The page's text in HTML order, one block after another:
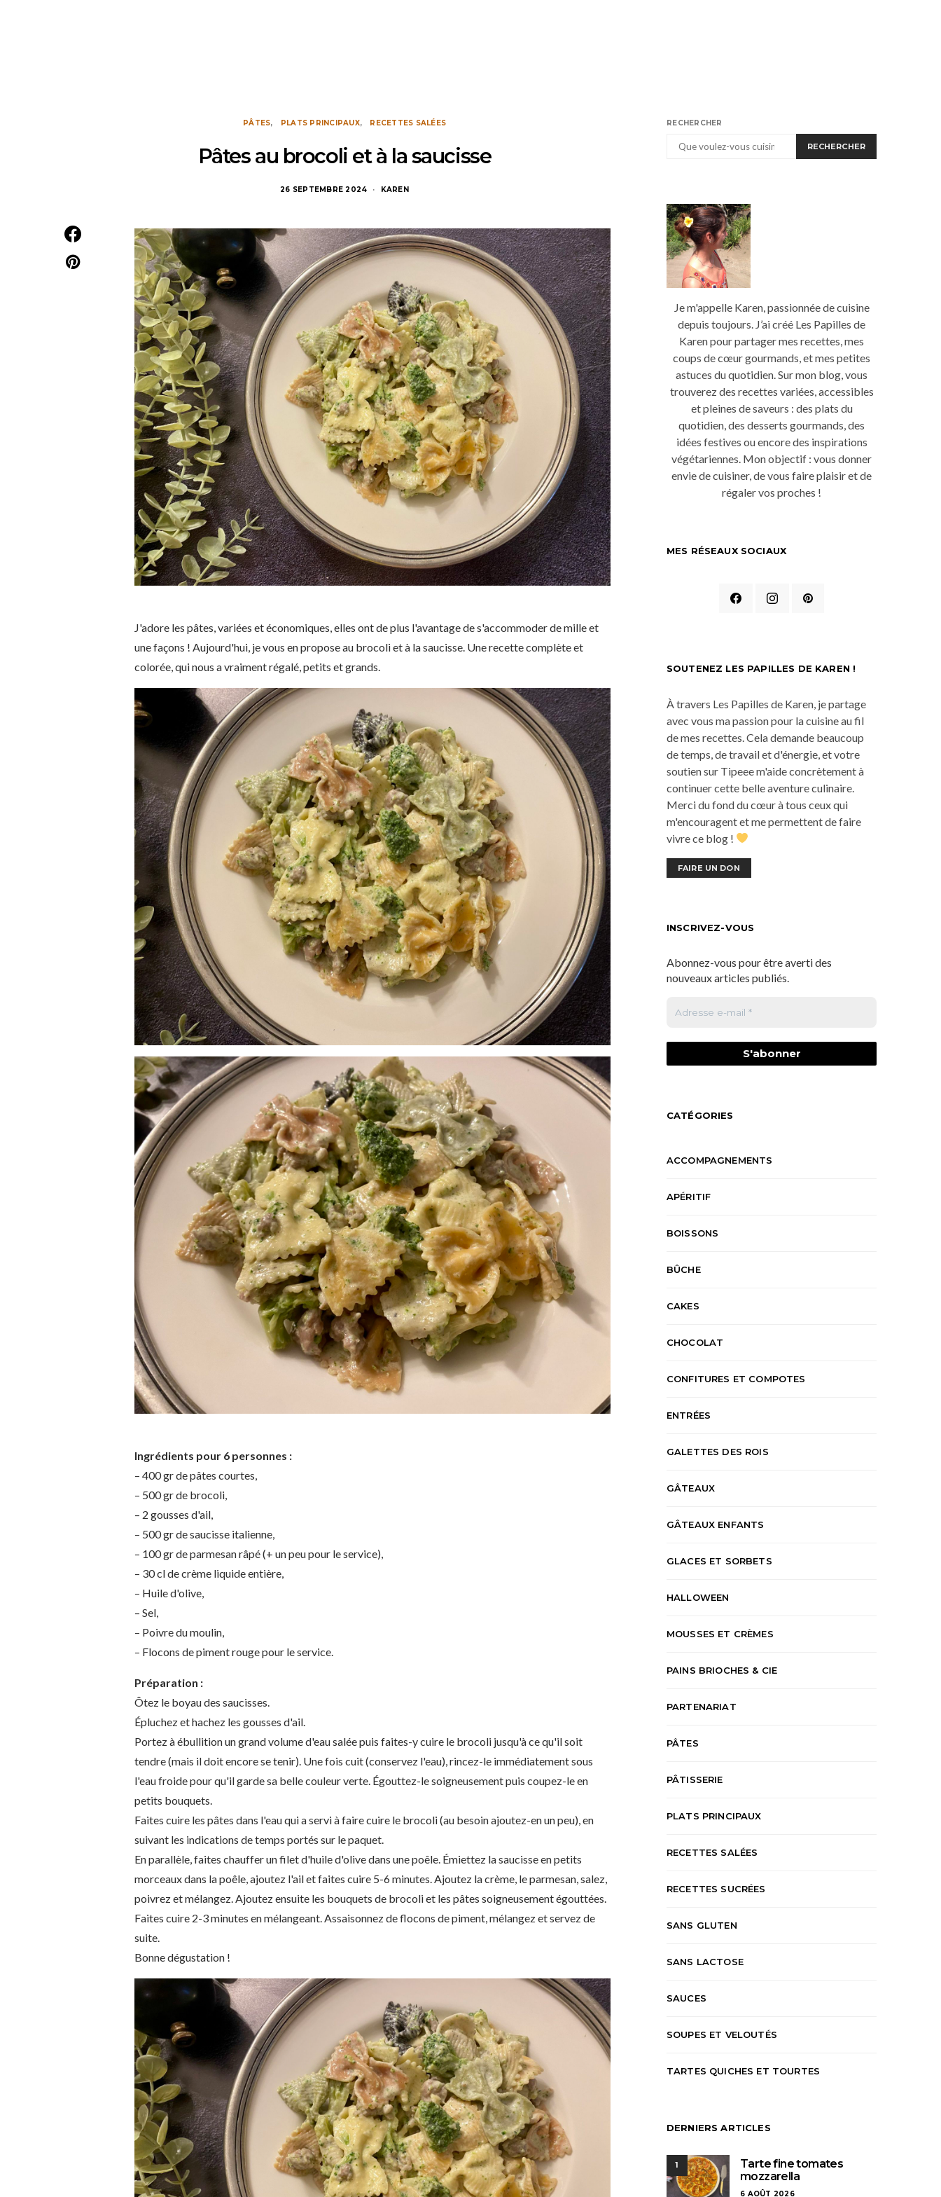
PÂTES PLATS PRINCIPAUX RECETTES SALÉES
Pâtes au brocoli et à la saucisse
26 SEPTEMBRE 2024 KAREN
J'adore les pâtes, variées et économiques, elles ont de plus l'avantage de s'accommoder de mille et
une façons ! Aujourd'hui, je vous en propose au brocoli et à la saucisse. Une recette complète et
colorée, qui nous a vraiment régalé, petits et grands.
Ingrédients pour 6 personnes :
– 400 gr de pâtes courtes,
– 500 gr de brocoli,
– 2 gousses d'ail,
– 500 gr de saucisse italienne,
– 100 gr de parmesan râpé (+ un peu pour le service),
– 30 cl de crème liquide entière,
– Huile d'olive,
– Sel,
– Poivre du moulin,
– Flocons de piment rouge pour le service.
Préparation :
Ôtez le boyau des saucisses.
Épluchez et hachez les gousses d'ail.
Portez à ébullition un grand volume d'eau salée puis faites-y cuire le brocoli jusqu'à ce qu'il soit
tendre (mais il doit encore se tenir). Une fois cuit (conservez l'eau), rincez-le immédiatement sous
l'eau froide pour qu'il garde sa belle couleur verte. Égouttez-le soigneusement puis coupez-le en
petits bouquets.
Faites cuire les pâtes dans l'eau qui a servi à faire cuire le brocoli (au besoin ajoutez-en un peu), en
suivant les indications de temps portés sur le paquet.
En parallèle, faites chauffer un filet d'huile d'olive dans une poêle. Émiettez la saucisse en petits
morceaux dans la poêle, ajoutez l'ail et faites cuire 5-6 minutes. Ajoutez la crème, le parmesan, salez,
poivrez et mélangez. Ajoutez ensuite les bouquets de brocoli et les pâtes soigneusement égouttées.
Faites cuire 2-3 minutes en mélangeant. Assaisonnez de flocons de piment, mélangez et servez de
suite.
Bonne dégustation !
RECHERCHER
RECHERCHER
Je m'appelle Karen, passionnée de cuisine
depuis toujours. J’ai créé Les Papilles de
Karen pour partager mes recettes, mes
coups de cœur gourmands, et mes petites
astuces du quotidien. Sur mon blog, vous
trouverez des recettes variées, accessibles
et pleines de saveurs : des plats du
quotidien, des desserts gourmands, des
idées festives ou encore des inspirations
végétariennes. Mon objectif : vous donner
envie de cuisiner, de vous faire plaisir et de
régaler vos proches !
MES RÉSEAUX SOCIAUX
SOUTENEZ LES PAPILLES DE KAREN !
À travers Les Papilles de Karen, je partage
avec vous ma passion pour la cuisine au fil
de mes recettes. Cela demande beaucoup
de temps, de travail et d'énergie, et votre
soutien sur Tipeee m'aide concrètement à
continuer cette belle aventure culinaire.
Merci du fond du cœur à tous ceux qui
m'encouragent et me permettent de faire
vivre ce blog !
FAIRE UN DON
INSCRIVEZ-VOUS
Abonnez-vous pour être averti des
nouveaux articles publiés.
CATÉGORIES
ACCOMPAGNEMENTS
APÉRITIF
BOISSONS
BÛCHE
CAKES
CHOCOLAT
CONFITURES ET COMPOTES
ENTRÉES
GALETTES DES ROIS
GÂTEAUX
GÂTEAUX ENFANTS
GLACES ET SORBETS
HALLOWEEN
MOUSSES ET CRÈMES
PAINS BRIOCHES & CIE
PARTENARIAT
PÂTES
PÂTISSERIE
PLATS PRINCIPAUX
RECETTES SALÉES
RECETTES SUCRÉES
SANS GLUTEN
SANS LACTOSE
SAUCES
SOUPES ET VELOUTÉS
TARTES QUICHES ET TOURTES
DERNIERS ARTICLES
1
Tarte fine tomates
mozzarella
6 AOÛT 2026